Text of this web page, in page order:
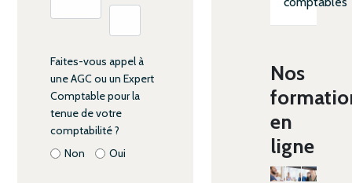
Faites-vous appel à
une AGC ou un Expert
Comptable pour la
tenue de votre
comptabilité ?
Non
Oui
Nos
en
ligne